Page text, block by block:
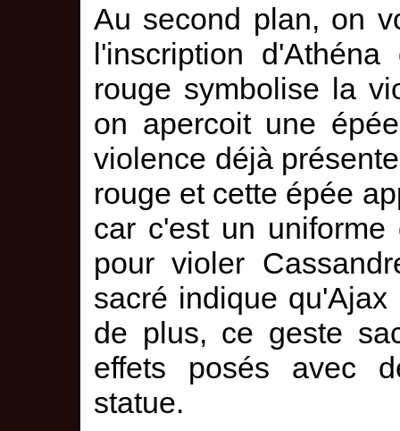
Au second plan, on
l'inscription
rouge symbolise la
on apercoit une
violence déjà
rouge et cette épée
car c'est un
pour violer
sacré indique
de plus, ce geste
effets posés avec
statue.